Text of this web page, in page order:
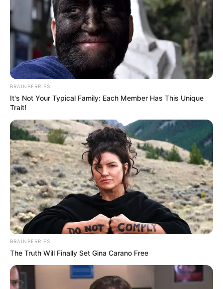
21:35 / 02 Yanvar 2026 ВЫБОР РЕДАКТОРА
В Азербайджане штрафы выросли в
10 раз: что нужно знать каждому?
2117
00:14 / 02 Yanvar 2026
Синоптики предупреждают:
Азербайджан накроют ливни и
снегопады
BRAINBERRIES
It's Not Your Typical Family: Each Member Has This Unique
Trait!
BRAINBERRIES
The Truth Will Finally Set Gina Carano Free